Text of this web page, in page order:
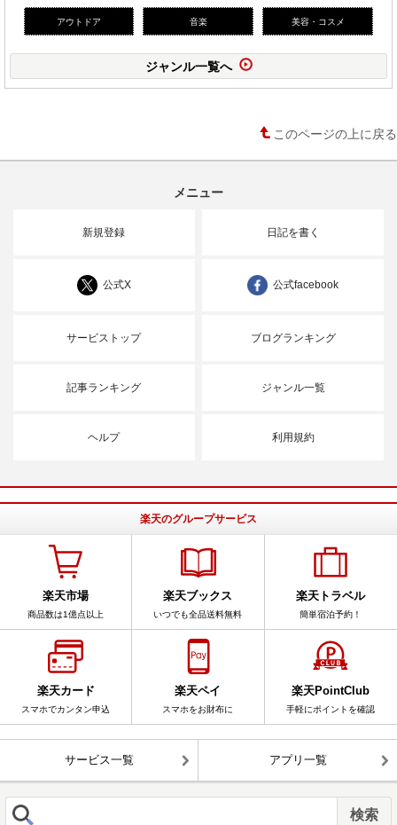
アウトドア 音楽 美容・コスメ
ジャンル一覧へ
このページの上に戻る
メニュー
新規登録 日記を書く
公式X 公式facebook
サービストップ ブログランキング
記事ランキング ジャンル一覧
ヘルプ 利用規約
楽天のグループサービス
楽天市場
商品数は1億点以上
楽天ブックス
いつでも全品送料無料
楽天トラベル
簡単宿泊予約！
楽天カード
スマホでカンタン申込
楽天ペイ
スマホをお財布に
楽天PointClub
手軽にポイントを確認
サービス一覧 アプリ一覧